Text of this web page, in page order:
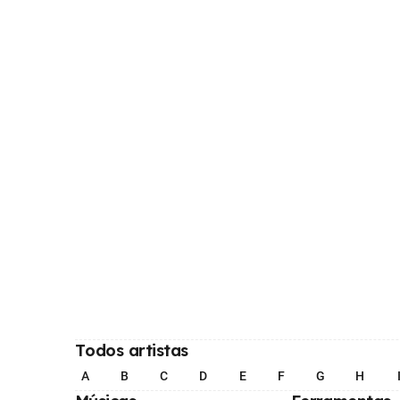
Todos artistas
A B C D E F G H I